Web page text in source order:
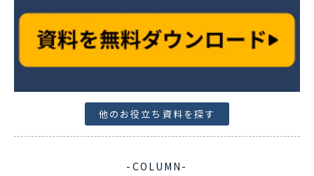
他のお役立ち資料を探す
-COLUMN-